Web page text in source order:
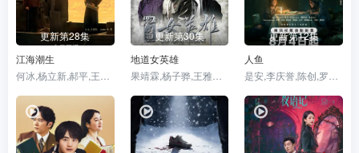
更新第28集
江海潮生
更新第30集
地道女英雄
果靖霖,杨子骅,王雅捷,井凌潇,张桐,瑛子,蒋伟男,赵子惠,薛芊芊
更新第12集
人鱼